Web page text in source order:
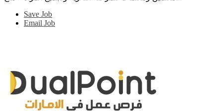
Save Job
Email Job